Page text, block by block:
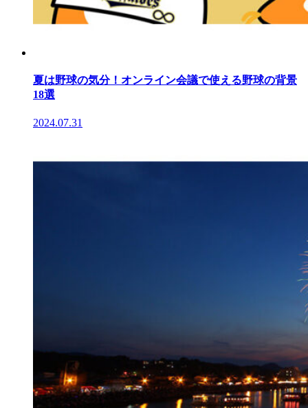
夏は野球の気分！オンライン会議で使える野球の背景
18選
2024.07.31